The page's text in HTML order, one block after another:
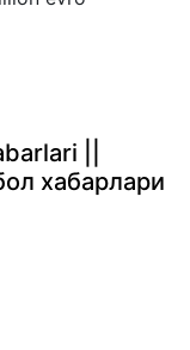
||
хабарлари